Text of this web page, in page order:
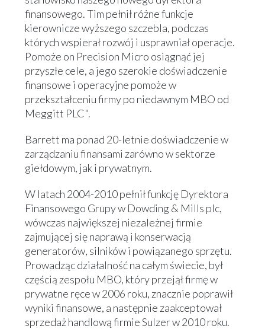
finansowego. Tim pełnił różne funkcje
kierownicze wyższego szczebla, podczas
których wspierał rozwój i usprawniał operacje.
Pomoże on Precision Micro osiągnąć jej
przyszłe cele, a jego szerokie doświadczenie
finansowe i operacyjne pomoże w
przekształceniu firmy po niedawnym MBO od
Meggitt PLC".
Barrett ma ponad 20-letnie doświadczenie w
zarządzaniu finansami zarówno w sektorze
giełdowym, jak i prywatnym.
W latach 2004-2010 pełnił funkcję Dyrektora
Finansowego Grupy w Dowding & Mills plc,
wówczas największej niezależnej firmie
zajmującej się naprawą i konserwacją
generatorów, silników i powiązanego sprzętu.
Prowadząc działalność na całym świecie, był
częścią zespołu MBO, który przejął firmę w
prywatne ręce w 2006 roku, znacznie poprawił
wyniki finansowe, a następnie zaakceptował
sprzedaż handlową firmie Sulzer w 2010 roku.